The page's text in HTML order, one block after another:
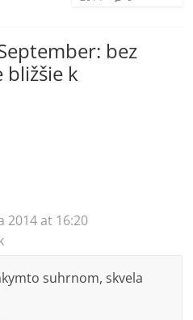
bez
bližšie k
2014 at 16:20
suhrnom, skvela